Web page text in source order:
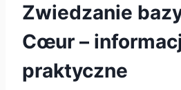
Zwiedzanie
Cœur –
praktyczne